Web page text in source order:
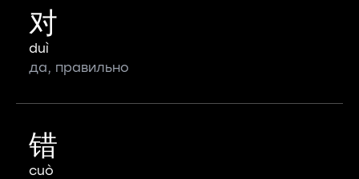
对
duì
да, правильно
错
cuò